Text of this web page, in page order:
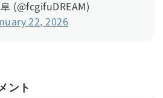
(@fcgifuDREAM)
22, 2026
ント